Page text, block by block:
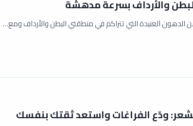
العنيدة التي تتراكم في منطقتي البطن والأرداف ومع…
ودّع الفراغات واستعد ثقتك بنفسك